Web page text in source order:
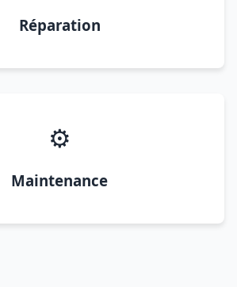
Réparation
⚙️
Maintenance